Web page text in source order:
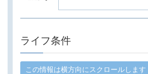
ライフ条件